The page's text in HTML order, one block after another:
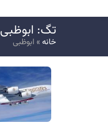
تگ: ابوظبی
خانه » ابوظبی